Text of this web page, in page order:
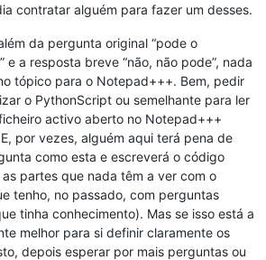
contratar alguém para fazer um desses.
da pergunta original “pode o
e a resposta breve “não, não pode”, nada
tópico para o Notepad+++. Bem, pedir
o PythonScript ou semelhante para ler
activo aberto no Notepad+++
por vezes, alguém aqui terá pena de
como esta e escreverá o código
partes que nada têm a ver com o
tenho, no passado, com perguntas
tinha conhecimento). Mas se isso está a
melhor para si definir claramente os
depois esperar por mais perguntas ou